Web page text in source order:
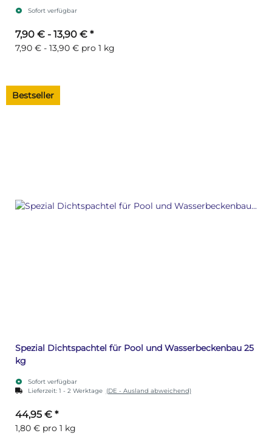
Sofort verfügbar
7,90 € - 13,90 € *
7,90 € - 13,90 € pro 1 kg
Bestseller
Spezial Dichtspachtel für Pool und Wasserbeckenbau 25
kg
Sofort verfügbar
Lieferzeit: 1 - 2 Werktage (DE - Ausland abweichend)
44,95 € *
1,80 € pro 1 kg